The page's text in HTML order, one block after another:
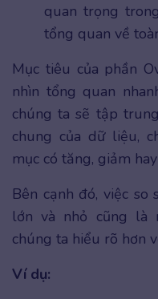
quan trọng
tổng quan về
Mục tiêu của phần
nhìn tổng quan
chúng ta sẽ tập
chung của dữ liệu,
mục có tăng, giảm
Bên cạnh đó, việc so
lớn và nhỏ cũng là
chúng ta hiểu rõ hơn
Ví dụ: